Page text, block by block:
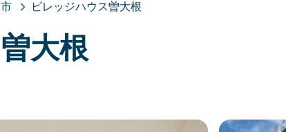
ビレッジハウス曽大根
大根